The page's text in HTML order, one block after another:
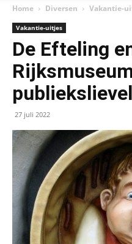
Home Diversen Vakantie-
Vakantie-uitjes
De Efteling
27 juli 2022